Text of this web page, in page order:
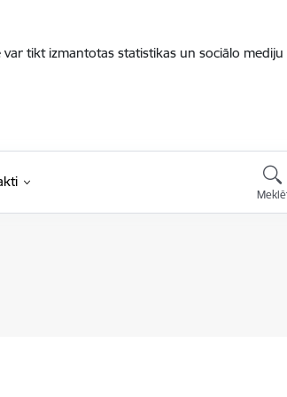
tikt izmantotas statistikas un sociālo mediju